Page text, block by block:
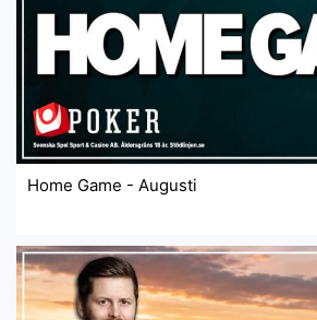
Home Game - Augusti